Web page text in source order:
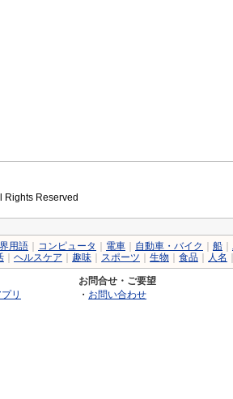
Rights Reserved
用語 コンピュータ 電車 自動車・バイク 船
ヘルスケア 趣味 スポーツ 生物 食品 人名
リ
お問合せ・ご要望
・ お問い合わせ